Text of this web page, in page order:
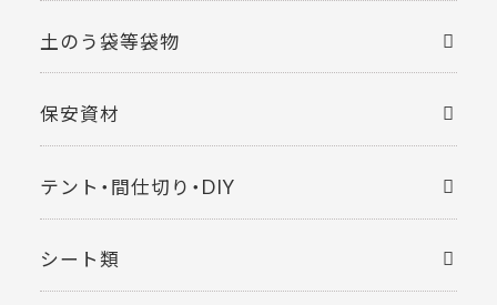
土のう袋等袋物
保安資材
テント・間仕切り・DIY
シート類